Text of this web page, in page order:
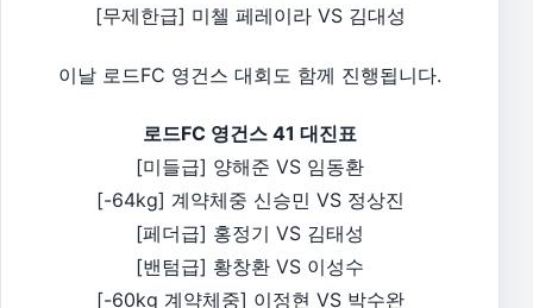
[무제한급] 미첼 페레이라 VS 김대성
이날 로드FC 영건스 대회도 함께 진행됩니다.
로드FC 영건스 41 대진표
[미들급] 양해준 VS 임동환
[-64kg] 계약체중 신승민 VS 정상진
[페더급] 홍정기 VS 김태성
[밴텀급] 황창환 VS 이성수
[-60kg 계약체중] 이정현 VS 박수완